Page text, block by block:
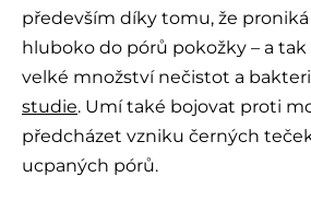
především díky tomu, že proniká
hluboko do pórů pokožky – a
velké množství nečistot a
studie. Umí také bojovat proti
předcházet vzniku černých
ucpaných pórů.